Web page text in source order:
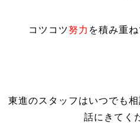
コツコツ努力 を積み重
東進のスタッフはいつでも
話にきてく